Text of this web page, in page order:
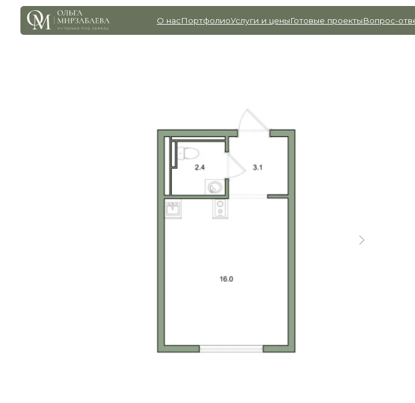
О насПортфолиоУслуги и цены Готовые проектыВопрос-ответКонтакты